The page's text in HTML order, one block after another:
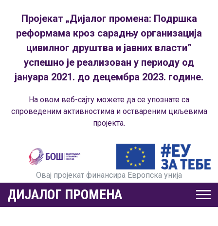
Пројекат „Дијалог промена: Подршка
реформама кроз сарадњу организација
цивилног друштва и јавних власти”
успешно је реализован у периоду од
јануара 2021. до децембра 2023. године.
На овом веб-сајту можете да се упознате са
спроведеним активностима и оствареним циљевима
пројекта.
Овај пројекат финансира Европска унија
ДИЈАЛОГ ПРОМЕНА